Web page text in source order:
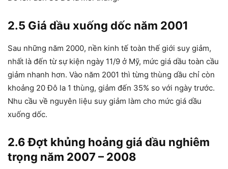
2.5 Giá dầu xuống dốc năm 2001
Sau những năm 2000, nền kinh tế toàn thế giới suy giảm,
nhất là đến từ sự kiện ngày 11/9 ở Mỹ, mức giá dầu toàn cầu
giảm nhanh hơn. Vào năm 2001 thì từng thùng dầu chỉ còn
khoảng 20 Đô la 1 thùng, giảm đến 35% so với ngày trước.
Nhu cầu về nguyên liệu suy giảm làm cho mức giá dầu
xuống dốc.
2.6 Đợt khủng hoảng giá dầu nghiêm
trọng năm 2007 – 2008